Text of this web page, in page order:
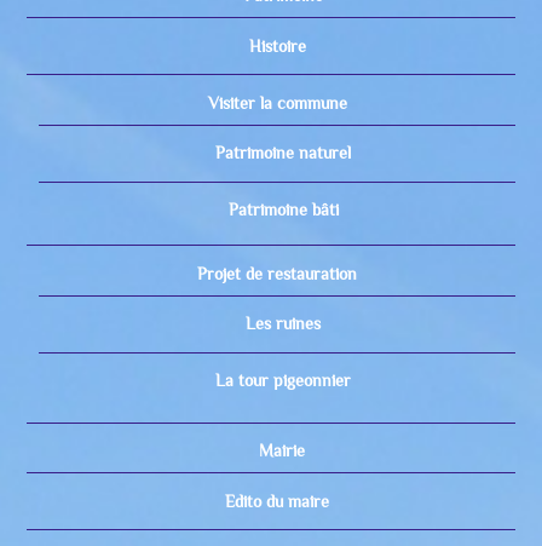
Histoire
Visiter la commune
Patrimoine naturel
Patrimoine bâti
Projet de restauration
Les ruines
La tour pigeonnier
Mairie
Edito du maire